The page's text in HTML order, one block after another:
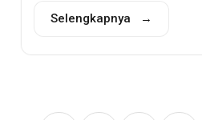
Selengkapnya →